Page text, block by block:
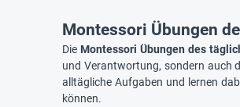
Montessori Übungen
Die Montessori Übungen des
und Verantwortung, sondern auch
alltägliche Aufgaben und lernen
können.